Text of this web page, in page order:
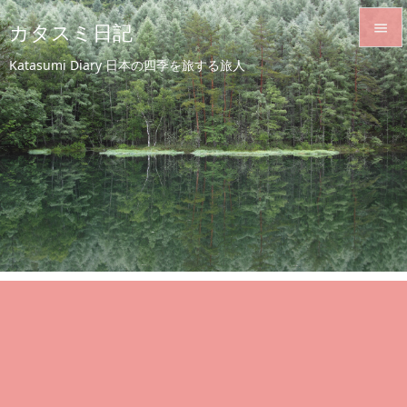
カタスミ日記
Katasumi Diary 日本の四季を旅する旅人


メニュ

サイド

前へ

次へ

検索